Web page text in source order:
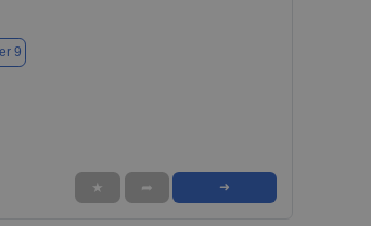
9
★ ➦ ➜